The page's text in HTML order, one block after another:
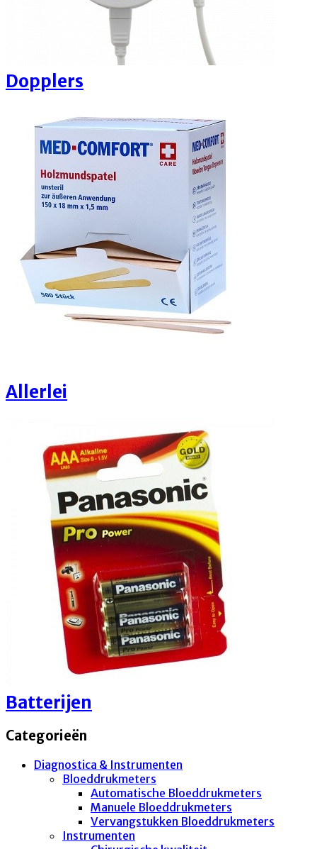
Dopplers
Allerlei
Batterijen
Categorieën
Diagnostica & Instrumenten
Bloeddrukmeters
Automatische Bloeddrukmeters
Manuele Bloeddrukmeters
Vervangstukken Bloeddrukmeters
Instrumenten